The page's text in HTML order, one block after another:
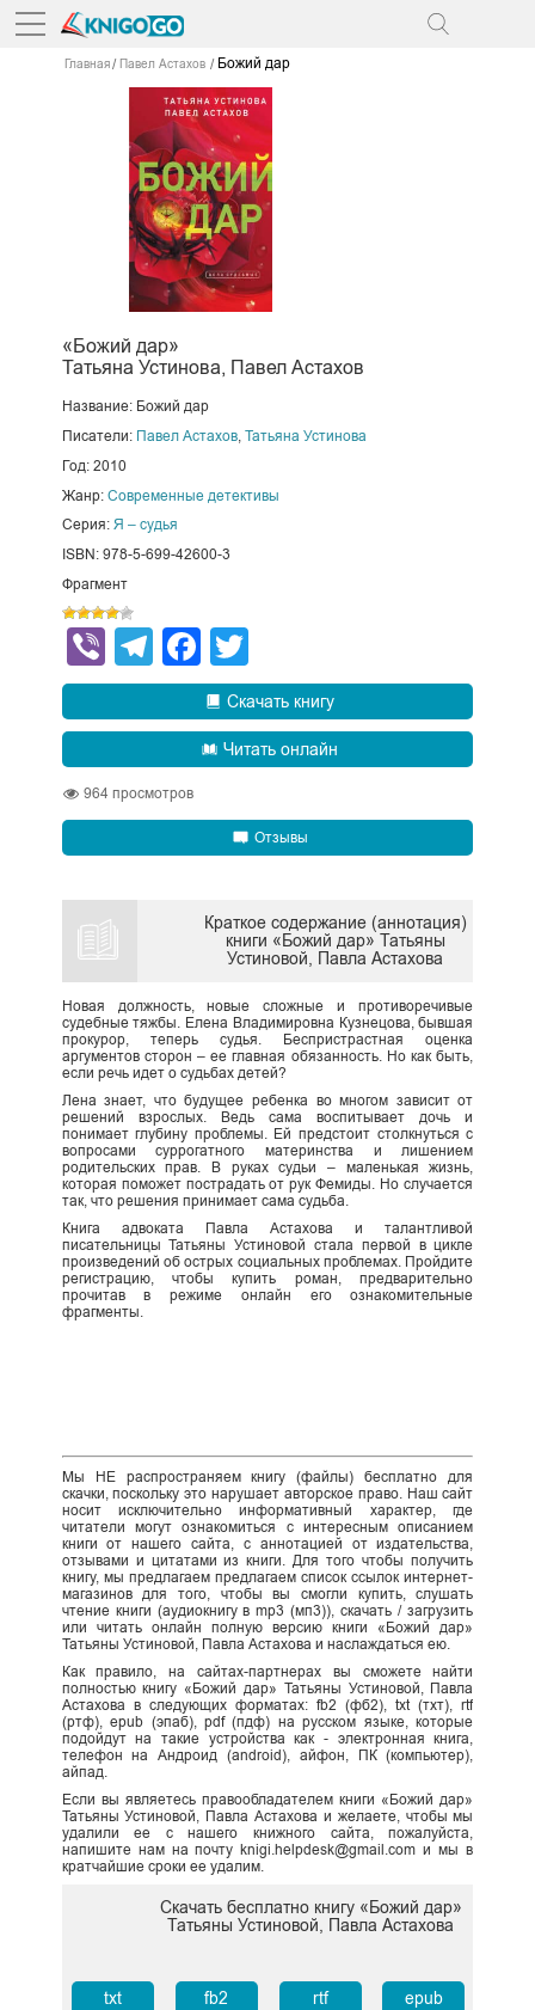
Главная Павел Астахов Божий дар
«Божий дар»
Татьяна Устинова, Павел Астахов
Название: Божий дар
Писатели: Павел Астахов, Татьяна Устинова
Год: 2010
Жанр: Современные детективы
Серия: Я – судья
ISBN: 978-5-699-42600-3
Фрагмент
ViberTelegram
Facebook
Скачать книгу
Читать онлайн
964 просмотров
Отзывы
Краткое содержание (аннотация)
книги «Божий дар» Татьяны
Устиновой, Павла Астахова
Новая должность, новые сложные и противоречивые
судебные тяжбы. Елена Владимировна Кузнецова, бывшая
прокурор, теперь судья. Беспристрастная оценка
аргументов сторон – ее главная обязанность. Но как быть,
если речь идет о судьбах детей?
Лена знает, что будущее ребенка во многом зависит от
решений взрослых. Ведь сама воспитывает дочь и
понимает глубину проблемы. Ей предстоит столкнуться с
вопросами суррогатного материнства и лишением
родительских прав. В руках судьи – маленькая жизнь,
которая поможет пострадать от рук Фемиды. Но случается
так, что решения принимает сама судьба.
Книга адвоката Павла Астахова и талантливой
писательницы Татьяны Устиновой стала первой в цикле
произведений об острых социальных проблемах. Пройдите
регистрацию, чтобы купить роман, предварительно
прочитав в режиме онлайн его ознакомительные
фрагменты.
Мы НЕ распространяем книгу (файлы) бесплатно для
скачки, поскольку это нарушает авторское право. Наш сайт
носит исключительно информативный характер, где
читатели могут ознакомиться с интересным описанием
книги от нашего сайта, с аннотацией от издательства,
отзывами и цитатами из книги. Для того чтобы получить
книгу, мы предлагаем предлагаем список ссылок интернет-
магазинов для того, чтобы вы смогли купить, слушать
чтение книги (аудиокнигу в mp3 (мп3)), скачать / загрузить
или читать онлайн полную версию книги «Божий дар»
Татьяны Устиновой, Павла Астахова и наслаждаться ею.
Как правило, на сайтах-партнерах вы сможете найти
полностью книгу «Божий дар» Татьяны Устиновой, Павла
Астахова в следующих форматах: fb2 (фб2), txt (тхт), rtf
(ртф), epub (эпаб), pdf (пдф) на русском языке, которые
подойдут на такие устройства как - электронная книга,
телефон на Андроид (android), айфон, ПК (компьютер),
айпад.
Если вы являетесь правообладателем книги «Божий дар»
Татьяны Устиновой, Павла Астахова и желаете, чтобы мы
удалили ее с нашего книжного сайта, пожалуйста,
напишите нам на почту knigi.helpdesk@gmail.com и мы в
кратчайшие сроки ее удалим.
Скачать бесплатно книгу «Божий дар»
Татьяны Устиновой, Павла Астахова
txt fb2 rtf epub